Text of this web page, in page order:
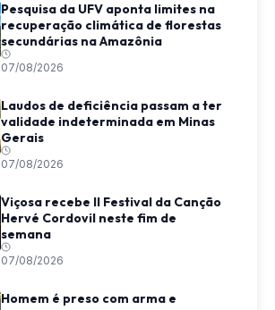
Pesquisa da UFV aponta limites na
recuperação climática de florestas
secundárias na Amazônia
07/08/2026
Laudos de deficiência passam a ter
validade indeterminada em Minas
Gerais
07/08/2026
Viçosa recebe II Festival da Canção
Hervé Cordovil neste fim de
semana
07/08/2026
Homem é preso com arma e